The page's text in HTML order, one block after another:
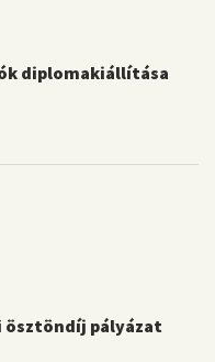
diplomakiállítása
ösztöndíj pályázat